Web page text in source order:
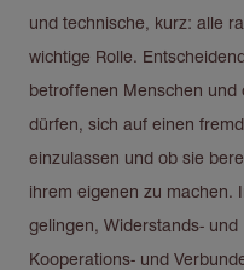
und technische, kurz: alle
wichtige Rolle.
betroffenen Menschen und
dürfen, sich auf einen
einzulassen und ob sie
ihrem eigenen zu machen.
gelingen, Widerstands-
Kooperations- und